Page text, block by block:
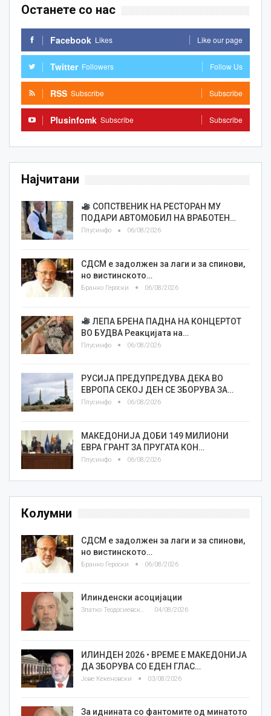
Останете со нас
Facebook Likes Like our page
Twitter Followers Follow Us
RSS Subscribe Subscribe
Plusinfomk Subscribe Subscribe
Најчитани
СОПСТВЕНИК НА РЕСТОРАН МУ
ПОДАРИ АВТОМОБИЛ НА ВРАБОТЕН…
Плусинфо 06/08/2026
СДСМ е задолжен за лаги и за спинови,
но вистинското…
Бранко Героски 06/08/2026
ЛЕПА БРЕНА ПАДНА НА КОНЦЕРТОТ
ВО БУДВА Реакцијата на…
Плусинфо 06/08/2026
РУСИЈА ПРЕДУПРЕДУВА ДЕКА ВО
ЕВРОПА СЕКОЈ ДЕН СЕ ЗБОРУВА ЗА…
Плусинфо 06/08/2026
МАКЕДОНИЈА ДОБИ 149 МИЛИОНИ
ЕВРА ГРАНТ ЗА ПРУГАТА КОН…
Плусинфо 06/08/2026
Колумни
СДСМ е задолжен за лаги и за спинови,
но вистинското…
Бранко Героски 06/08/2026
Илинденски асоцијации
Златко Теодосиевски 04/08/2026
ИЛИНДЕН 2026 • ВРЕМЕ Е МАКЕДОНИЈА
ДА ЗБОРУВА СО ЕДЕН ГЛАС…
Јове Кекеновски 03/08/2026
За иднината со фантомите од минатото